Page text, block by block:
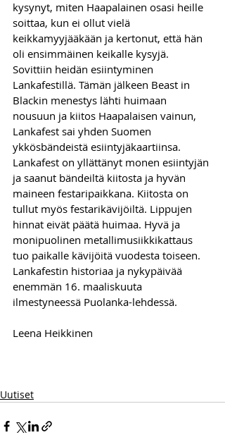
kysynyt, miten Haapalainen osasi heille
soittaa, kun ei ollut vielä
keikkamyyjääkään ja kertonut, että hän
oli ensimmäinen keikalle kysyjä.
Sovittiin heidän esiintyminen
Lankafestillä. Tämän jälkeen Beast in
Blackin menestys lähti huimaan
nousuun ja kiitos Haapalaisen vainun,
Lankafest sai yhden Suomen
ykkösbändeistä esiintyjäkaartiinsa.
Lankafest on yllättänyt monen esiintyjän
ja saanut bändeiltä kiitosta ja hyvän
maineen festaripaikkana. Kiitosta on
tullut myös festarikävijöiltä. Lippujen
hinnat eivät päätä huimaa. Hyvä ja
monipuolinen metallimusiikkikattaus
tuo paikalle kävijöitä vuodesta toiseen.
Lankafestin historiaa ja nykypäivää
enemmän 16. maaliskuuta
ilmestyneessä Puolanka-lehdessä.
Leena Heikkinen
Uutiset